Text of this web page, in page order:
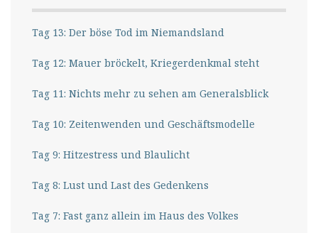
Tag 13: Der böse Tod im Niemandsland
Tag 12: Mauer bröckelt, Kriegerdenkmal steht
Tag 11: Nichts mehr zu sehen am Generalsblick
Tag 10: Zeitenwenden und Geschäftsmodelle
Tag 9: Hitzestress und Blaulicht
Tag 8: Lust und Last des Gedenkens
Tag 7: Fast ganz allein im Haus des Volkes